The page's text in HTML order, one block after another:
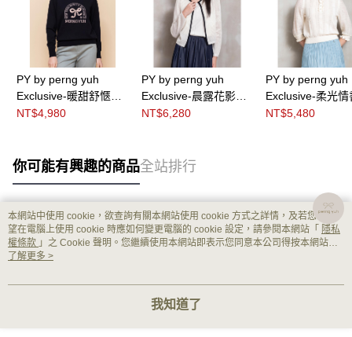
PY by perng yuh
Exclusive-暖甜舒愜緹
花珠飾針織衫
NT$4,980
PY by perng yuh
Exclusive-晨露花影鏤
空織紋針織外罩衫
NT$6,280
PY by perng yuh
Exclusive-柔光情
接袖針織衫
NT$5,480
你可能有興趣的商品全站排行
熱門標籤
本網站中使用 cookie，欲查詢有關本網站使用 cookie 方式之詳情，及若您不希
望在電腦上使用 cookie 時應如何變更電腦的 cookie 設定，請參閱本網站「 隱私
權條款 」之 Cookie 聲明。您繼續使用本網站即表示您同意本公司得按本網站使
用條款之 Cookie 聲明使用 cookie。
了解更多 >
我知道了